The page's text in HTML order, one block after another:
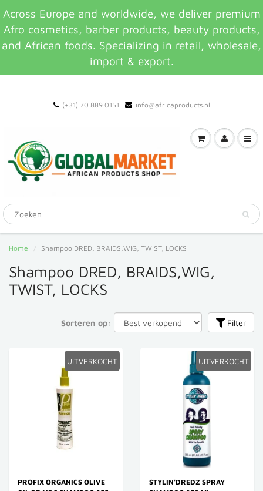
Across Europe and worldwide, we deliver premium
Afro cosmetics, barber products, beauty products,
and African foods. Specializing in retail, wholesale,
import & export.
(+31) 70 889 0151 info@africaproducts.nl
Home Shampoo DRED, BRAIDS,WIG, TWIST, LOCKS
Shampoo DRED, BRAIDS,WIG,
TWIST, LOCKS
Sorteren op: Filter
UITVERKOCHT
PROFIX ORGANICS OLIVE
UITVERKOCHT
STYLIN'DREDZ SPRAY